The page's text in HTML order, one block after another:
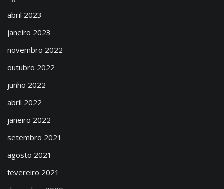
abril 2023
janeiro 2023
novembro 2022
outubro 2022
junho 2022
abril 2022
janeiro 2022
setembro 2021
agosto 2021
fevereiro 2021